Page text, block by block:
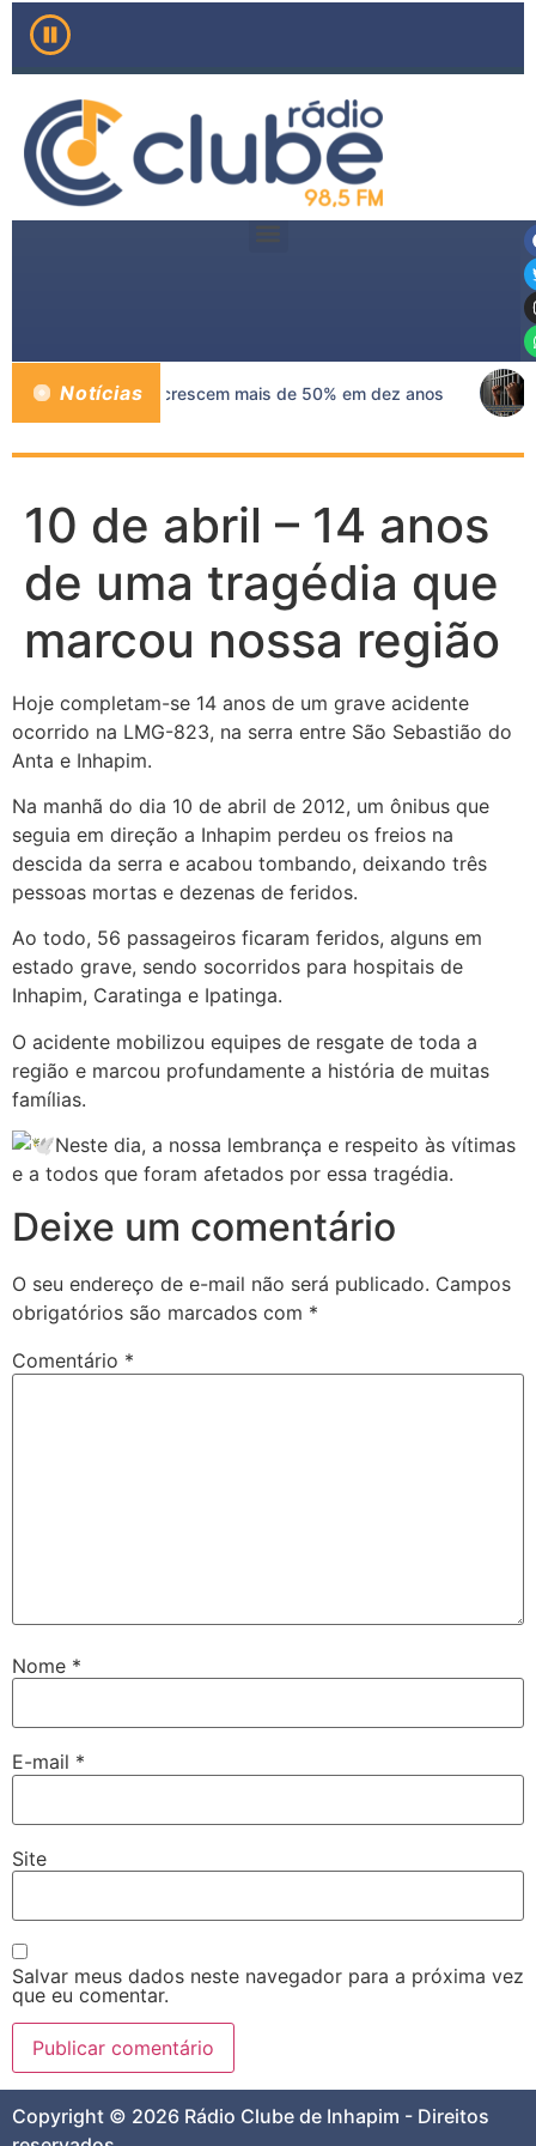
Notícias
de mama no SUS crescem mais de 50% em dez anos
10 de abril – 14 anos
de uma tragédia que
marcou nossa região
Hoje completam-se 14 anos de um grave acidente
ocorrido na LMG-823, na serra entre São Sebastião do
Anta e Inhapim.
Na manhã do dia 10 de abril de 2012, um ônibus que
seguia em direção a Inhapim perdeu os freios na
descida da serra e acabou tombando, deixando três
pessoas mortas e dezenas de feridos.
Ao todo, 56 passageiros ficaram feridos, alguns em
estado grave, sendo socorridos para hospitais de
Inhapim, Caratinga e Ipatinga.
O acidente mobilizou equipes de resgate de toda a
região e marcou profundamente a história de muitas
famílias.
Neste dia, a nossa lembrança e respeito às vítimas
e a todos que foram afetados por essa tragédia.
Deixe um comentário
O seu endereço de e-mail não será publicado. Campos
obrigatórios são marcados com *
Comentário *
Nome *
E-mail *
Site
Salvar meus dados neste navegador para a próxima vez
que eu comentar.
Copyright © 2026 Rádio Clube de Inhapim - Direitos